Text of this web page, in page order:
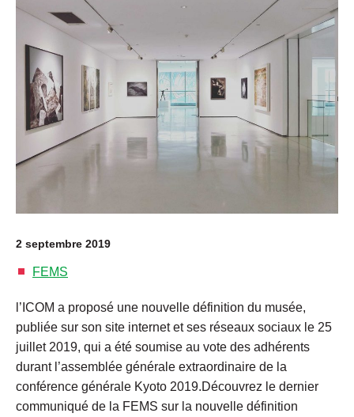
2 septembre 2019
FEMS
l’ICOM a proposé une nouvelle définition du musée,
publiée sur son site internet et ses réseaux sociaux le 25
juillet 2019, qui a été soumise au vote des adhérents
durant l’assemblée générale extraordinaire de la
conférence générale Kyoto 2019.Découvrez le dernier
communiqué de la FEMS sur la nouvelle définition